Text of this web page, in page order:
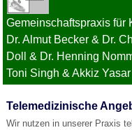
Gemeinschaftspraxis für
Dr. Almut Becker & Dr.
Doll & Dr. Henning
Toni Singh & Akkiz Yasar
Telemedizinische
Wir nutzen in unserer Praxis